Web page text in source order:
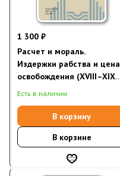
1 300 ₽
Расчет и мораль.
Издержки рабства и цена
освобождения (XVIII–XIX
века) (2025)
Есть в наличии
В корзину
В корзине